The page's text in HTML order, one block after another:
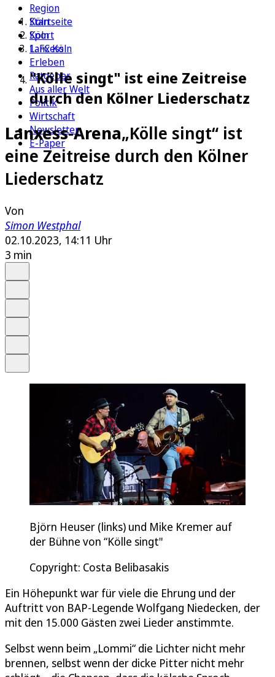
Region
Köln
Sport
1. FC Köln
Erleben
Ratgeber
Aus aller Welt
Politik
Wirtschaft
Newsletter
E-Paper
Startseite
Köln
Lanxess
"Kölle singt" ist eine Zeitreise
durch den Kölner Liederschatz
Lanxess-Arena„Kölle singt“ ist
eine Zeitreise durch den Kölner
Liederschatz
Von
Simon Westphal
02.10.2023, 14:11 Uhr
3 min
Björn Heuser (links) und Mike Kremer auf
der Bühne von “Kölle singt"
Copyright: Costa Belibasakis
Ein Höhepunkt war für viele die Ehrung und der
Auftritt von BAP-Legende Wolfgang Niedecken, der
mit den 15.000 Gästen zwei Lieder anstimmte.
Selbst wenn beim „Lommi“ die Lichter nicht mehr
brennen, selbst wenn der dicke Pitter nicht mehr